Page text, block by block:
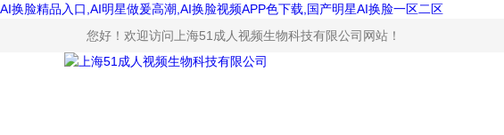
AI换脸精品入口,AI明星做爰高潮,AI换脸视频APP色下载,国产明星AI换脸一区二区
您好！欢迎访问上海51成人视频生物科技有限公司网站！